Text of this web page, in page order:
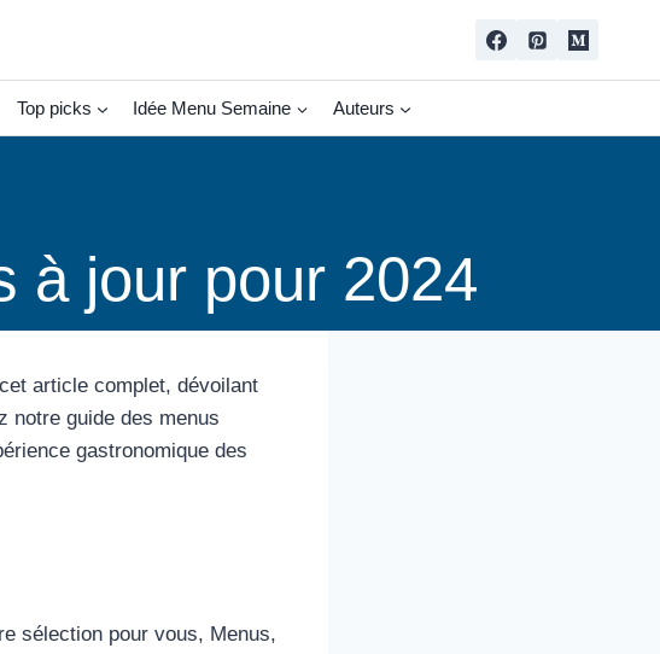
Top picks Idée Menu Semaine Auteurs
à jour pour 2024
article complet, dévoilant
notre guide des menus
gastronomique des
sélection pour vous, Menus,